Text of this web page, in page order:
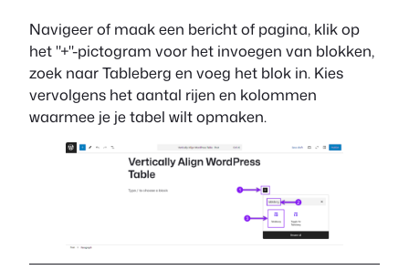
Navigeer of maak een bericht of pagina, klik op
het "+"-pictogram voor het invoegen van blokken,
zoek naar Tableberg en voeg het blok in. Kies
vervolgens het aantal rijen en kolommen
waarmee je je tabel wilt opmaken.